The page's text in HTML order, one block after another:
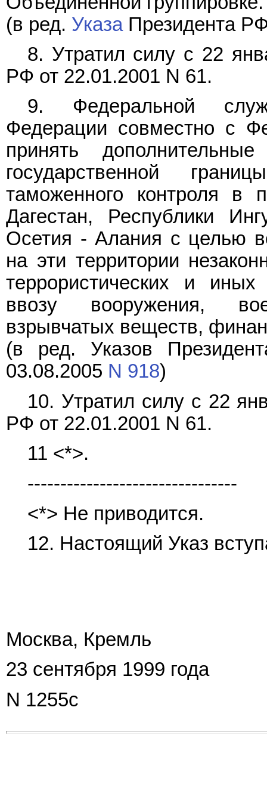
(в ред. УказаПрезидента
8. Утратил силу с 22
РФ от 22.01.2001 N 61.
9. Федеральной
Федерации совместно с
принять
государственной
таможенного контроля в
Дагестан, Республики
Осетия - Алания с целью
на эти территории
террористических и
ввозу вооружения,
взрывчатых веществ,
(в ред. Указов
03.08.2005 N 918)
10. Утратил силу с 22
РФ от 22.01.2001 N 61.
11 <*>.
--------------------------------
<*> Не приводится.
12. Настоящий Указ
Москва, Кремль
23 сентября 1999 года
N 1255с